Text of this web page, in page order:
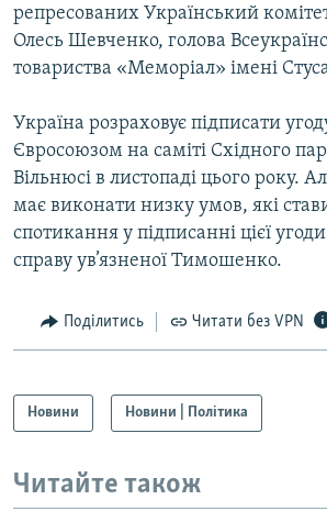
репресованих Український
Олесь Шевченко, голова
товариства «Меморіал» імені
Україна розраховує підписати
Євросоюзом на саміті Східного
Вільнюсі в листопаді цього року.
має виконати низку умов, які
спотикання у підписанні цієї
справу ув’язненої Тимошенко.
Поділитись Читати без VPN
Новини Новини | Політика
Читайте також